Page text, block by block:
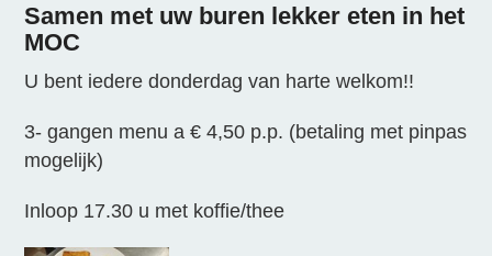
Samen met uw buren lekker eten in het
MOC
U bent iedere donderdag van harte welkom!!
3- gangen menu a € 4,50 p.p. (betaling met pinpas
mogelijk)
Inloop 17.30 u met koffie/thee